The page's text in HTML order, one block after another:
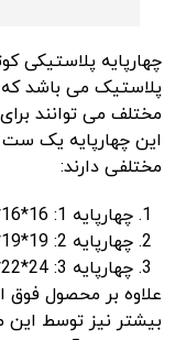
پلاستیک می باشد
مختلف می توانند
مختلفی دارند:
چهارپایه 1: 16*16*21 سانتیمتر
چهارپایه 2: 19*19*24 سانتیمتر
چهارپایه 3: 24*22*27 سانتیمتر
علاوه بر محصول فوق
بیشتر نیز توسط